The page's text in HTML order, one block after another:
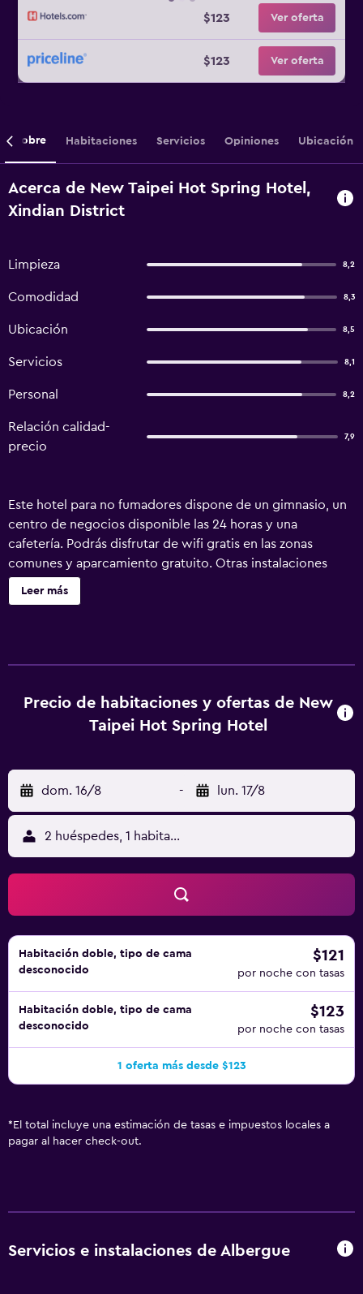
$123 Ver oferta
$123 Ver oferta
Sobre Habitaciones Servicios Opiniones Ubicación
Acerca de New Taipei Hot Spring Hotel,
Xindian District
Limpieza 8,2
Comodidad 8,3
Ubicación 8,5
Servicios 8,1
Personal 8,2
Relación calidad-
precio
7,9
Este hotel para no fumadores dispone de un gimnasio, un
centro de negocios disponible las 24 horas y una
cafetería. Podrás disfrutar de wifi gratis en las zonas
comunes y aparcamiento gratuito. Otras instalaciones
incluyen un centro de negocios, servicio de tintorería y
lavandería. New Taipei Hot Spring Hotel ofrece 132
bañera profunda y secador de pelo. Los huéspedes
pueden navegar por la web gracias a nuestro acceso a
ofrece servicio de limpieza todos los días. Los servicios de
ocio y esparcimiento en este hotel incluyen gimnasio.
Leer más
Precio de habitaciones y ofertas de New
Taipei Hot Spring Hotel
dom. 16/8 - lun. 17/8
2 huéspedes, 1 habitación
Habitación doble, tipo de cama
desconocido
$121
por noche con tasas
Habitación doble, tipo de cama
desconocido
$123
por noche con tasas
1 oferta más desde $123
* El total incluye una estimación de tasas e impuestos locales a
pagar al hacer check-out.
Servicios e instalaciones de Albergue